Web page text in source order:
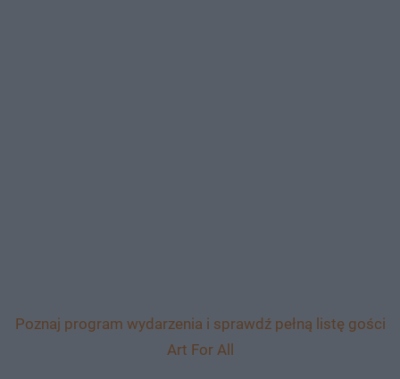
Poznaj program wydarzenia i sprawdź pełną listę gości
Art For All